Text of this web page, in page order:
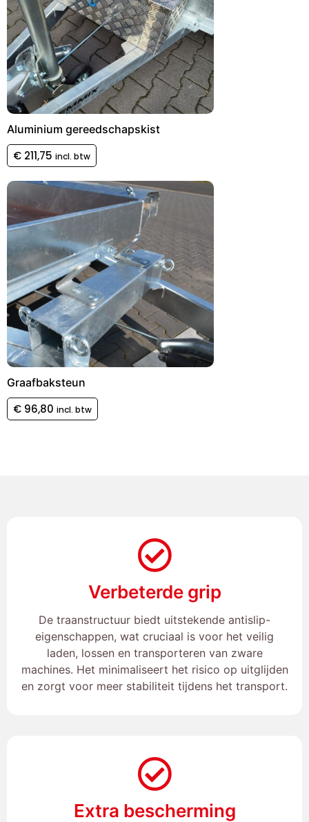
Aluminium gereedschapskist
€ 211,75 incl. btw
Graafbaksteun
€ 96,80 incl. btw
Verbeterde grip
De traanstructuur biedt uitstekende antislip-
eigenschappen, wat cruciaal is voor het veilig
laden, lossen en transporteren van zware
machines. Het minimaliseert het risico op uitglijden
en zorgt voor meer stabiliteit tijdens het transport.
Extra bescherming